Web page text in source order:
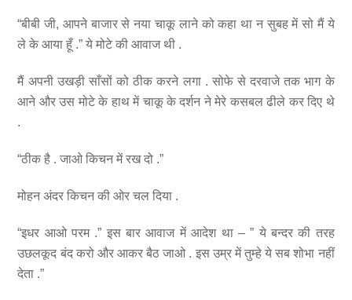
“बीबी जी, आपने बाजार से नया चाकू लाने को कहा था न सुबह में सो मैं ये
ले के आया हूँ .” ये मोटे की आवाज थी .
मैं अपनी उखड़ी साँसों को ठीक करने लगा . सोफे से दरवाजे तक भाग के
आने और उस मोटे के हाथ में चाकू के दर्शन ने मेरे कसबल ढीले कर दिए थे
.
“ठीक है . जाओ किचन में रख दो .”
मोहन अंदर किचन की ओर चल दिया .
“इधर आओ परम .” इस बार आवाज में आदेश था – ” ये बन्दर की तरह
उछलकूद बंद करो और आकर बैठ जाओ . इस उम्र में तुम्हे ये सब शोभा नहीं
देता .”